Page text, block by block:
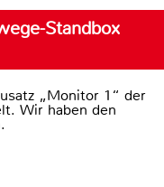
Standbox
„Monitor 1“ der
Wir haben den